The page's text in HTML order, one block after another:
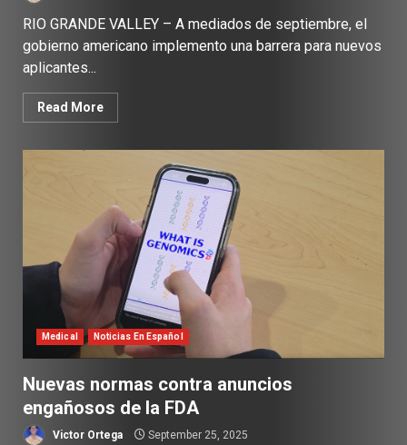
RIO GRANDE VALLEY – A mediados de septiembre, el
gobierno americano implemento una barrera para nuevos
aplicantes...
Read More
Medical Noticias En Español
Nuevas normas contra anuncios
engañosos de la FDA
Victor Ortega September 25, 2025